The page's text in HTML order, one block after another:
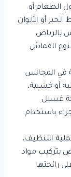
الطعام أو
أو الألوان
بالرياض
القماش
في المجالس
أو خشبية،
غسيل
باستخدام
التنظيف،
بتركيب مواد
رائحتها